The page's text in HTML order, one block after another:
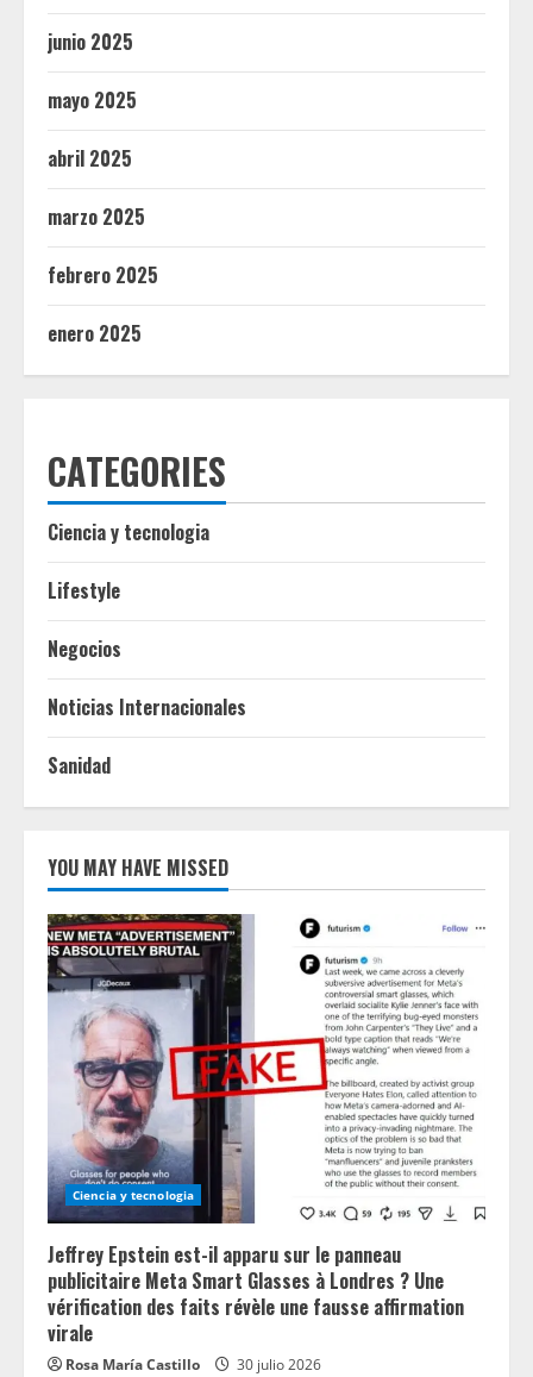
junio 2025
mayo 2025
abril 2025
marzo 2025
febrero 2025
enero 2025
CATEGORIES
Ciencia y tecnologia
Lifestyle
Negocios
Noticias Internacionales
Sanidad
YOU MAY HAVE MISSED
Ciencia y tecnologia
Jeffrey Epstein est-il apparu sur le panneau
publicitaire Meta Smart Glasses à Londres ? Une
vérification des faits révèle une fausse affirmation
virale
Rosa María Castillo 30 julio 2026